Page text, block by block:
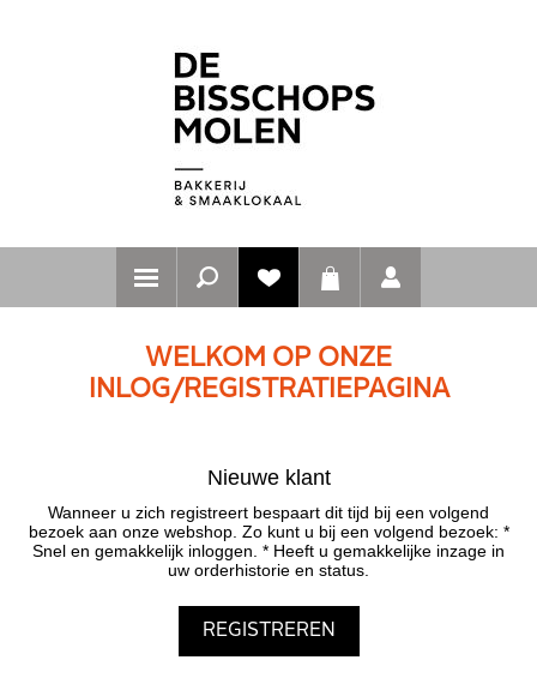
WELKOM OP ONZE
INLOG/REGISTRATIEPAGINA
Nieuwe klant
Wanneer u zich registreert bespaart dit tijd bij een volgend
bezoek aan onze webshop. Zo kunt u bij een volgend bezoek: *
Snel en gemakkelijk inloggen. * Heeft u gemakkelijke inzage in
uw orderhistorie en status.